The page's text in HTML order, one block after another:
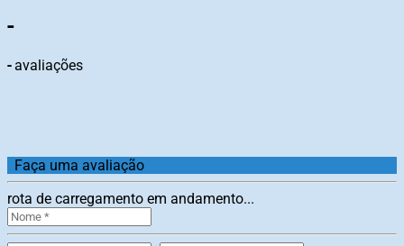
-
-avaliações
Faça uma avaliação
rota de carregamento em andamento...